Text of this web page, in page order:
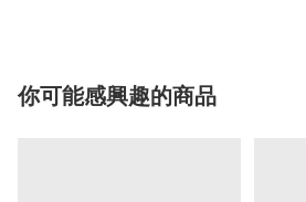
你可能感興趣的商品